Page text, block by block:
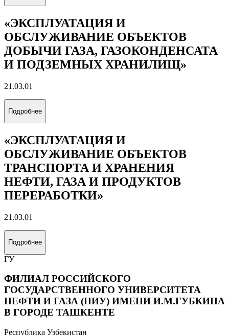
21.03.01
«ЭКСПЛУАТАЦИЯ И
ОБСЛУЖИВАНИЕ ОБЪЕКТОВ
ДОБЫЧИ НЕФТИ»
21.03.01
«ЭКСПЛУАТАЦИЯ И
ОБСЛУЖИВАНИЕ ОБЪЕКТОВ
ДОБЫЧИ ГАЗА, ГАЗОКОНДЕНСАТА
«ЭКСПЛУАТАЦИЯ И
ОБСЛУЖИВАНИЕ ОБЪЕКТОВ
ТРАНСПОРТА И ХРАНЕНИЯ
НЕФТИ, ГАЗА И ПРОДУКТОВ